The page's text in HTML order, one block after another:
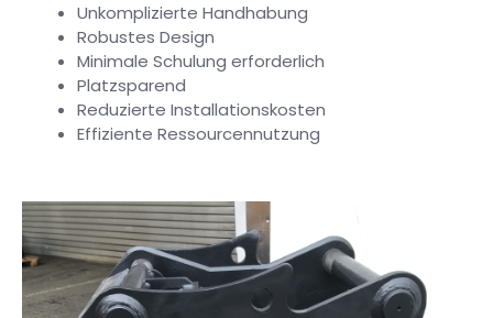
Unkomplizierte Handhabung
Robustes Design
Minimale Schulung erforderlich
Platzsparend
Reduzierte Installationskosten
Effiziente Ressourcennutzung